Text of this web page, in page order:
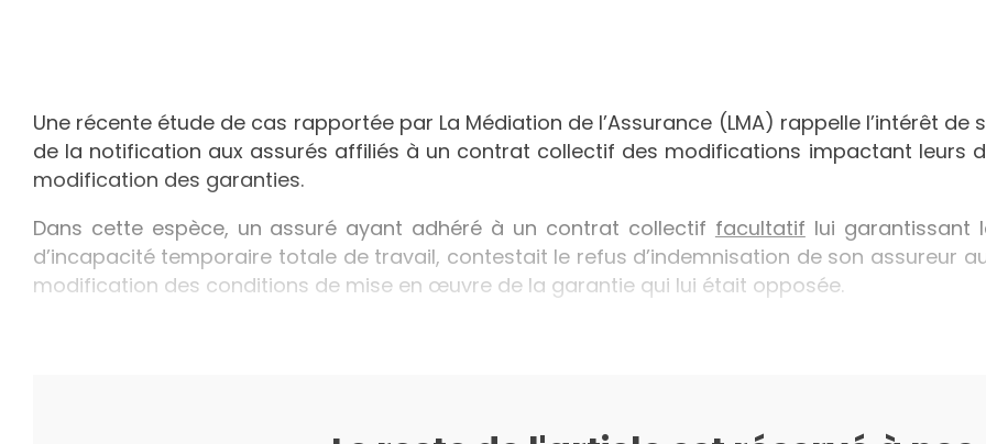
Une récente étude de cas rapportée par La Médiation de l’Assurance (LMA) rappelle l’intérêt
de la notification aux assurés affiliés à un contrat collectif des modifications impactant leurs
modification des garanties.
Dans cette espèce, un assuré ayant adhéré à un contrat collectif facultatif lui garantissant
d’incapacité temporaire totale de travail, contestait le refus d’indemnisation de son assureur
modification des conditions de mise en œuvre de la garantie qui lui était opposée.